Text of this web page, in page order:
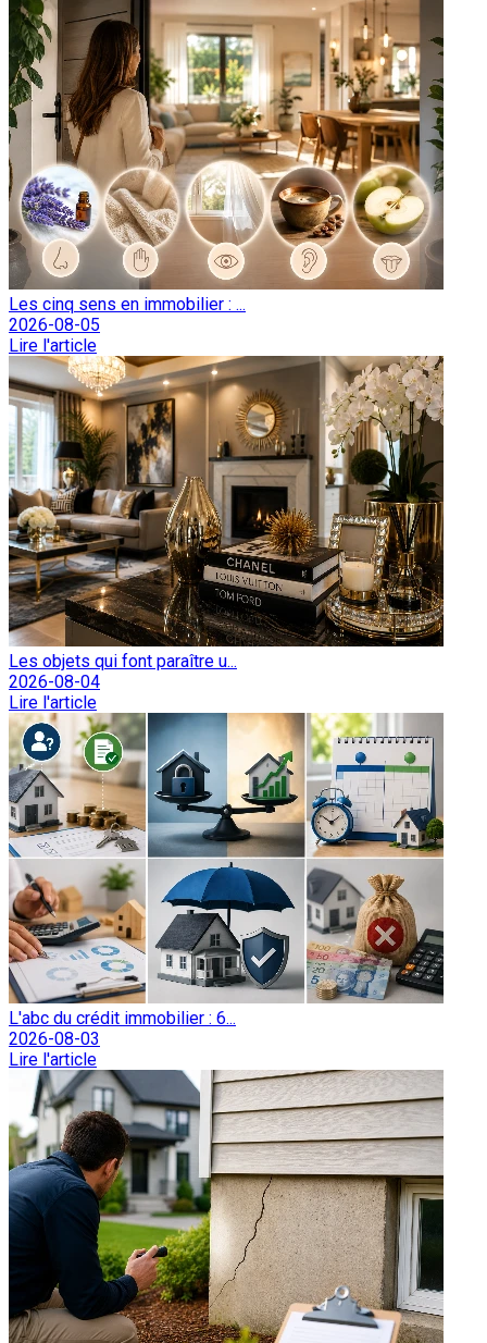
Les cinq sens en immobilier : ...
2026-08-05
Lire l'article
Les objets qui font paraître u...
2026-08-04
Lire l'article
L'abc du crédit immobilier : 6...
2026-08-03
Lire l'article